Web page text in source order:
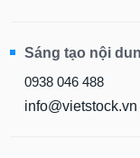
Sáng tạo nội
0938 046 488
info@vietstock.vn